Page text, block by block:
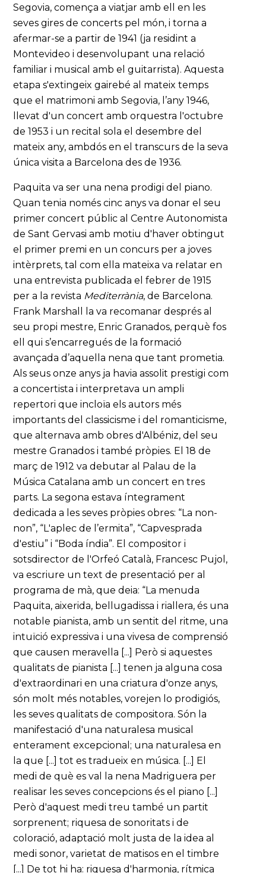
Segovia, comença a viatjar amb ell en les
seves gires de concerts pel món, i torna a
afermar-se a partir de 1941 (ja residint a
Montevideo i desenvolupant una relació
familiar i musical amb el guitarrista). Aquesta
etapa s'extingeix gairebé al mateix temps
que el matrimoni amb Segovia, l’any 1946,
llevat d'un concert amb orquestra l'octubre
de 1953 i un recital sola el desembre del
mateix any, ambdós en el transcurs de la seva
única visita a Barcelona des de 1936.
Paquita va ser una nena prodigi del piano.
Quan tenia només cinc anys va donar el seu
primer concert públic al Centre Autonomista
de Sant Gervasi amb motiu d'haver obtingut
el primer premi en un concurs per a joves
intèrprets, tal com ella mateixa va relatar en
una entrevista publicada el febrer de 1915
per a la revista Mediterrània, de Barcelona.
Frank Marshall la va recomanar després al
seu propi mestre, Enric Granados, perquè fos
ell qui s’encarregués de la formació
avançada d’aquella nena que tant prometia.
Als seus onze anys ja havia assolit prestigi com
a concertista i interpretava un ampli
repertori que incloïa els autors més
importants del classicisme i del romanticisme,
que alternava amb obres d'Albéniz, del seu
mestre Granados i també pròpies. El 18 de
març de 1912 va debutar al Palau de la
Música Catalana amb un concert en tres
parts. La segona estava íntegrament
dedicada a les seves pròpies obres: “La non-
non”, “L'aplec de l’ermita”, “Capvesprada
d'estiu” i “Boda índia”. El compositor i
sotsdirector de l'Orfeó Català, Francesc Pujol,
va escriure un text de presentació per al
programa de mà, que deia: “La menuda
Paquita, aixerida, bellugadissa i riallera, és una
notable pianista, amb un sentit del ritme, una
intuïció expressiva i una vivesa de comprensió
que causen meravella [...] Però si aquestes
qualitats de pianista [...] tenen ja alguna cosa
d'extraordinari en una criatura d'onze anys,
són molt més notables, vorejen lo prodigiós,
les seves qualitats de compositora. Són la
manifestació d'una naturalesa musical
enterament excepcional; una naturalesa en
la que [...] tot es tradueix en música. [...] El
medi de què es val la nena Madriguera per
realisar les seves concepcions és el piano [...]
Però d'aquest medi treu també un partit
sorprenent; riquesa de sonoritats i de
coloració, adaptació molt justa de la idea al
medi sonor, varietat de matisos en el timbre
[...] De tot hi ha: riquesa d'harmonia, rítmica